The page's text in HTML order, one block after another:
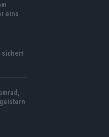
eins
sichert